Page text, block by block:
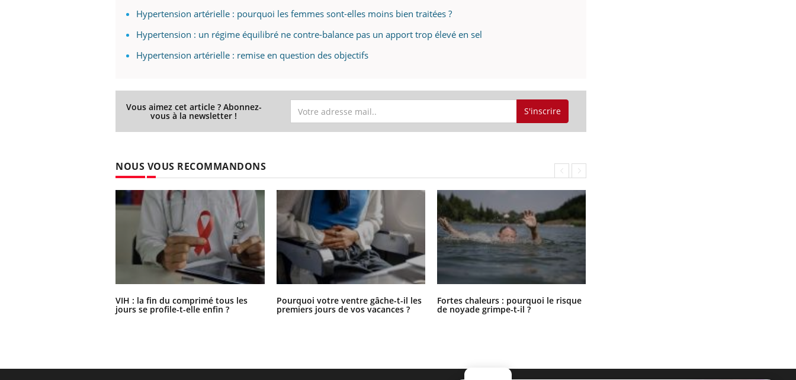
Hypertension artérielle : pourquoi les femmes sont-elles moins bien traitées ?
Hypertension : un régime équilibré ne contre-balance pas un apport trop élevé en sel
Hypertension artérielle : remise en question des objectifs
Vous aimez cet article ? Abonnez-
vous à la newsletter ! S'inscrire
NOUS VOUS RECOMMANDONS
VIH : la fin du comprimé tous les
jours se profile-t-elle enfin ?
Pourquoi votre ventre gâche-t-il les
premiers jours de vos vacances ?
Fortes chaleurs : pourquoi le risque
de noyade grimpe-t-il ?